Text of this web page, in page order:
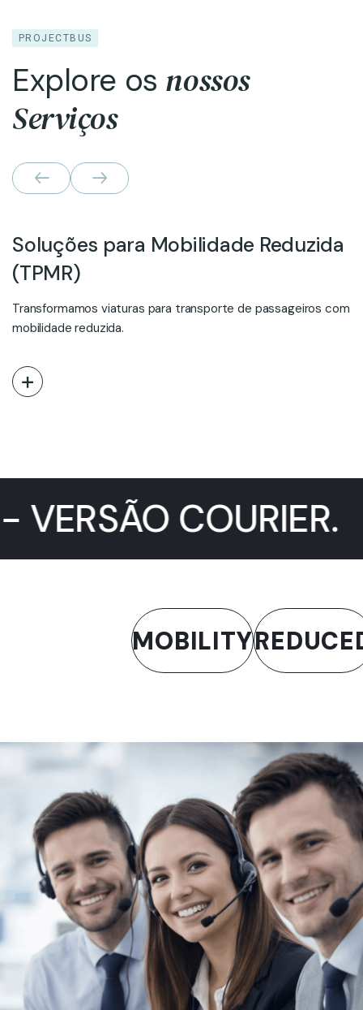
PROJECTBUS
Explore os nossos
Serviços
Soluções para Mobilidade Reduzida
(TPMR)
Transformamos viaturas para transporte de passageiros com
mobilidade reduzida.
- VERSÃO
MOBILITYREDUCED